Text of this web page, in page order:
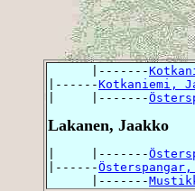
      |-------
|------Kotkaniemi,
|     |-------
Lakanen, Jaakko
|     |-------
|------
      |-------